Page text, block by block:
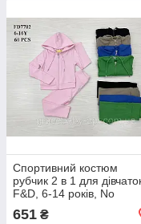
Спортивний костюм
рубчик 2 в 1 для
F&D, 6-14 років, No
FD7702
651 ₴